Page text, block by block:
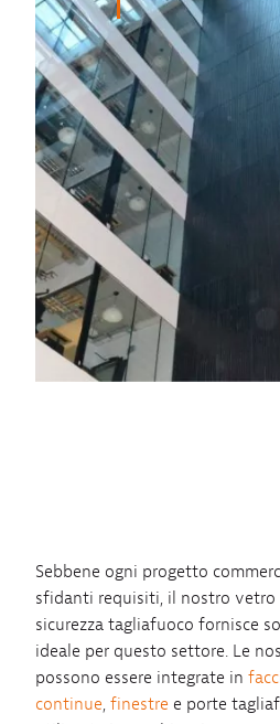
Sebbene ogni progetto
sfidanti requisiti, il nostro
sicurezza tagliafuoco fornisce
ideale per questo settore. Le
possono essere integrate in
continue, finestre e porte